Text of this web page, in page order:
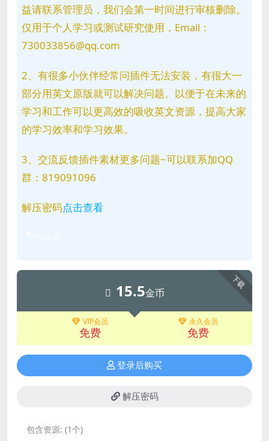
益请联系管理员，我们会第一时间进行审核删除。
仅用于个人学习或测试研究使用，Email：
730033856@qq.com
2、有很多小伙伴经常问插件无法安装，有很大一
部分用英文原版就可以解决问题。以便于在未来的
学习和工作可以更高效的吸收英文资源，提高大家
的学习效率和学习效果。
3、交流反馈插件素材更多问题~可以联系加QQ
群：819091096
解压密码点击查看
下载
15.5金币
VIP会员
免费
永久会员
免费
登录后购买
解压密码
包含资源: (1个)